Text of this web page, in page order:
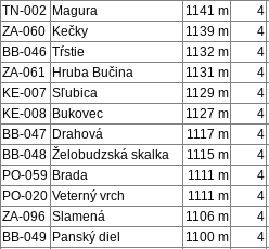
TN-002 Magura 1141 m 4
ZA-060 Kečky 1139 m 4
BB-046 Tŕstie 1132 m 4
ZA-061
Hruba Bučina 1131 m 4
KE-007 Sľubica 1129 m 4
KE-008 Bukovec 1127 m 4
BB-047 Drahová 1117 m 4
BB-048 Želobudzská skalka 1115 m 4
PO-059 Brada 1111 m 4
PO-020 Veterný vrch 1111 m 4
ZA-096 Slamená 1106 m 4
BB-049 Panský diel 1100 m 4